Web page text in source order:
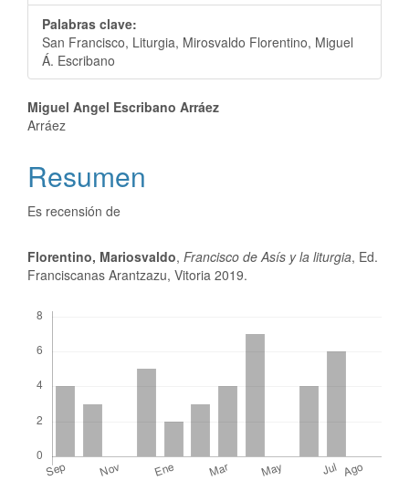
Palabras clave:
San Francisco, Liturgia, Mirosvaldo Florentino, Miguel
Á. Escribano
Miguel Angel Escribano Arráez
Arráez
Resumen
Es recensión de
Florentino, Mariosvaldo, Francisco de Asís y la liturgia, Ed.
Franciscanas Arantzazu, Vitoria 2019.